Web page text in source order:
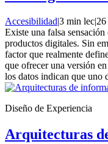
Accesibilidad|3 min lec|
Existe una falsa
productos digitales. Sin
factor que realmente
que ofrecer una versión
los datos indican que uno
Diseño de Experiencia
Arquitecturas